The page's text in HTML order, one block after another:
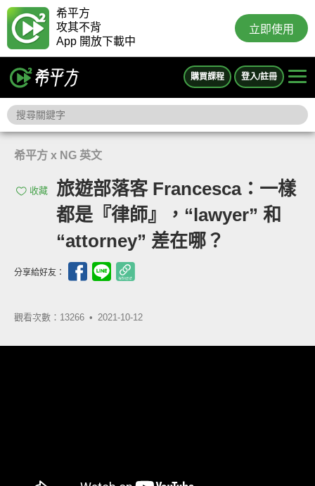
希平方
攻其不背
App 開放下載中
立即使用
購買課程 登入/註冊
希平方 x NG 英文
收藏
旅遊部落客 Francesca：一樣
都是『律師』，“lawyer” 和
“attorney” 差在哪？
分享給好友：
觀看次數：13266 • 2021-10-12